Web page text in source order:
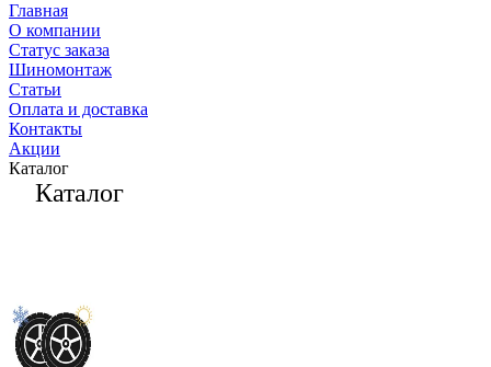
Главная
О компании
Статус заказа
Шиномонтаж
Статьи
Оплата и доставка
Контакты
Акции
Каталог
Каталог